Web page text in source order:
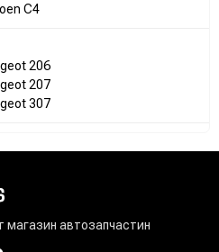
C4
206
207
307
магазин автозапчастин